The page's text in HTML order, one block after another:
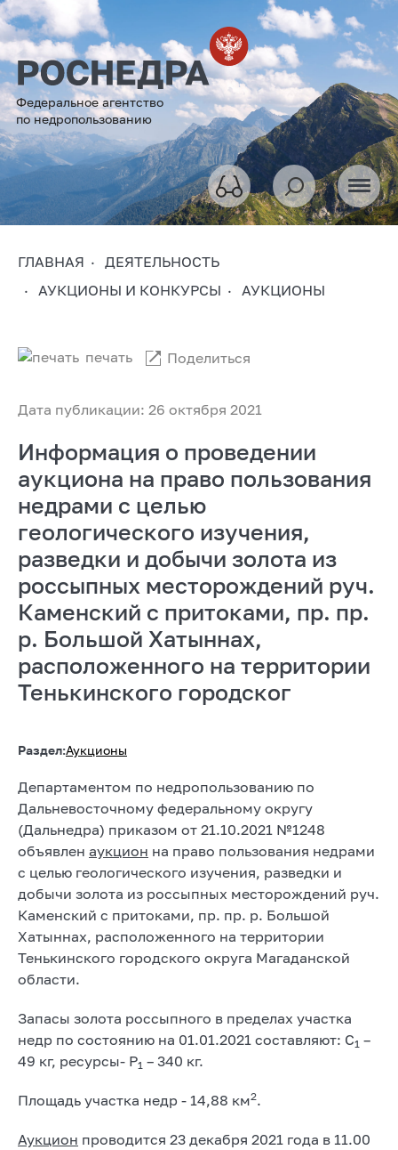
Федеральное агентство
по недропользованию
ГЛАВНАЯ
ДЕЯТЕЛЬНОСТЬ
АУКЦИОНЫ И КОНКУРСЫ
АУКЦИОНЫ
Дата публикации: 26 октября 2021
печать Поделиться
Информация о проведении
аукциона на право пользования
недрами с целью
геологического изучения,
разведки и добычи золота из
россыпных месторождений руч.
Каменский с притоками, пр. пр.
р. Большой Хатыннах,
расположенного на территории
Тенькинского городског
Раздел:Аукционы
Департаментом по недропользованию по
Дальневосточному федеральному округу
(Дальнедра) приказом от 21.10.2021 №1248
объявлен аукцион на право пользования недрами
с целью геологического изучения, разведки и
добычи золота из россыпных месторождений руч.
Каменский с притоками, пр. пр. р. Большой
Хатыннах, расположенного на территории
Тенькинского городского округа Магаданской
области.
Запасы золота россыпного в пределах участка
недр по состоянию на 01.01.2021 составляют: С1 –
49 кг, ресурсы- Р1 – 340 кг.
Площадь участка недр - 14,88 км2.
Аукцион проводится 23 декабря 2021 года в 11.00